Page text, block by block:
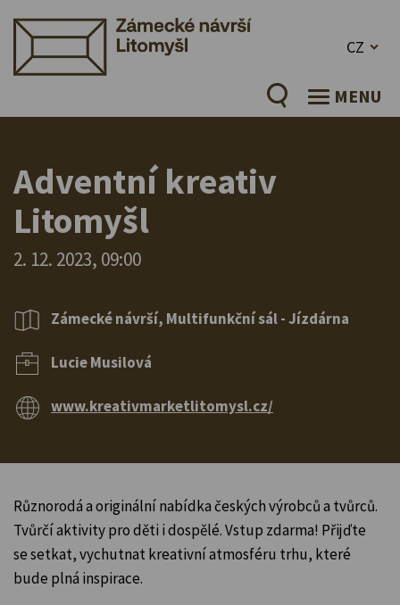
CZ
MENU
Adventní kreativ
Litomyšl
2. 12. 2023, 09:00
Zámecké návrší, Multifunkční sál - Jízdárna
Lucie Musilová
www.kreativmarketlitomysl.cz/
Různorodá a originální nabídka českých výrobců a tvůrců.
Tvůrčí aktivity pro děti i dospělé. Vstup zdarma! Přijďte
se setkat, vychutnat kreativní atmosféru trhu, které
bude plná inspirace.